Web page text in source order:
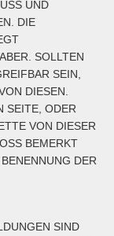
UND M
DIE V
A
SOLLTEN IN
SEIN, DI
DIESEN. SO
ODER EI
VON DIESER AU
BEMERKT WE
DER VO
SIND